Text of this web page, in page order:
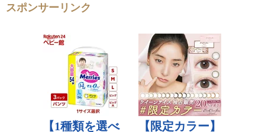
スポンサーリンク